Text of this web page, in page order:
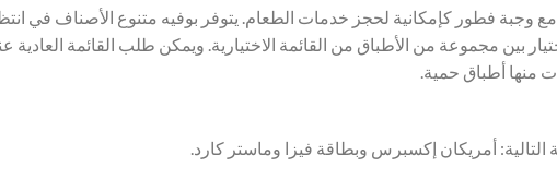
مع وجبة فطور كإمكانية لحجز خدمات الطعام. يتوفر بوفيه متنوع الأصناف في
بين مجموعة من الأطباق من القائمة الاختيارية. ويمكن طلب القائمة العادية
منها أطباق حمية.
التالية: أمريكان إكسبرس وبطاقة فيزا وماستر كارد.